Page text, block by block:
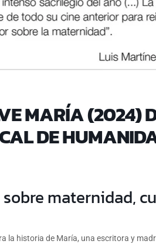
MARÍA (2024)
DE
maternidad,
la historia de María, una escritora y